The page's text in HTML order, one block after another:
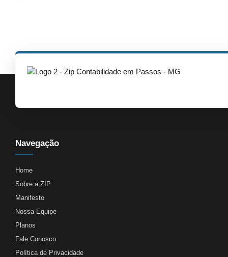
Navegação
Home
Sobre a ZIP
Manifesto
Nossa Equipe
Planos
Fale Conosco
Política de Privacidade